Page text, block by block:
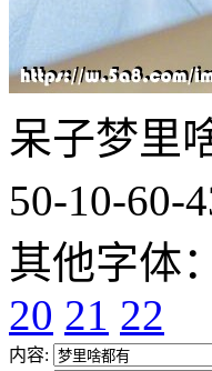
呆子梦里
50-10-60-
其他字体：
20 21 22
内容: